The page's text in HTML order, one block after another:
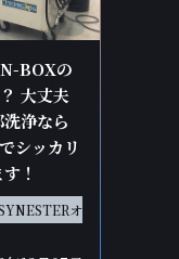
BOXの
大丈夫
浄なら
シッカリ
！
オ